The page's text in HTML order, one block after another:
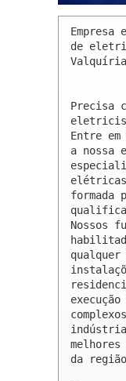
Empresa
de
Valquíria
Precisa
Entre
a nossa
formada
Nossos
melhores
da